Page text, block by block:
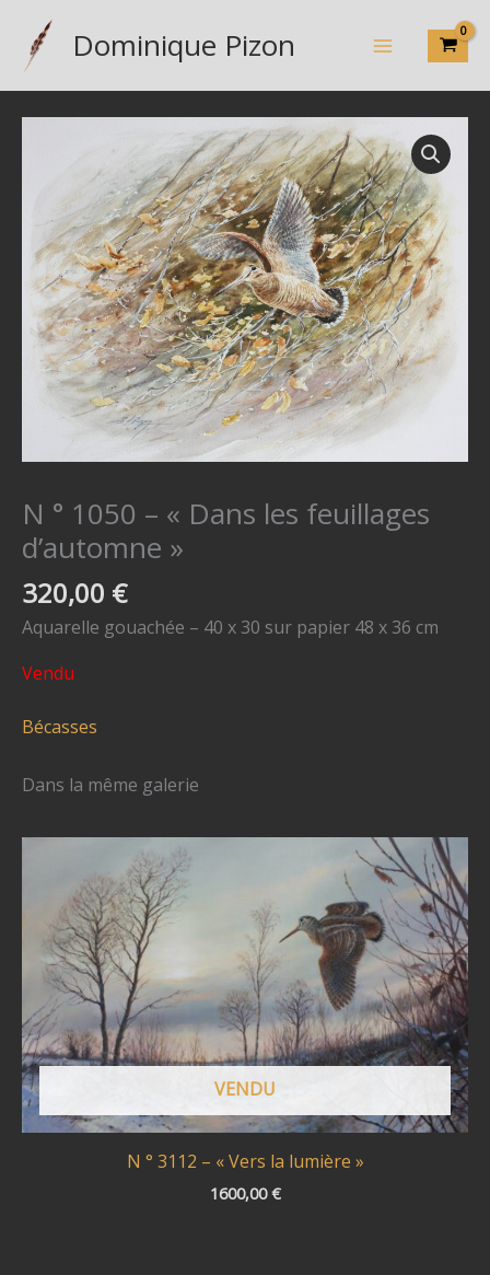
contenu
Dominique Pizon
N ° 1050 – « Dans les feuillages
d’automne »
320,00 €
Aquarelle gouachée – 40 x 30 sur papier 48 x 36 cm
Vendu
Bécasses
Dans la même galerie
VENDU
N ° 3112 – « Vers la lumière »
1600,00€